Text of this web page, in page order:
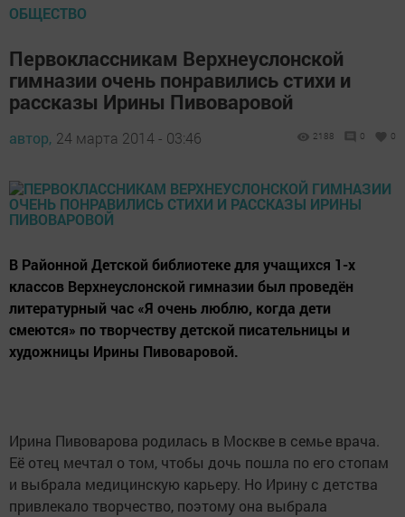
ОБЩЕСТВО
Первоклассникам Верхнеуслонской
гимназии очень понравились стихи и
рассказы Ирины Пивоваровой
автор, 24 марта 2014 - 03:46 2188 0 0
В Районной Детской библиотеке для учащихся 1-х
классов Верхнеуслонской гимназии был проведён
литературный час «Я очень люблю, когда дети
смеются» по творчеству детской писательницы и
художницы Ирины Пивоваровой.
Ирина Пивоварова родилась в Москве в семье врача.
Её отец мечтал о том, чтобы дочь пошла по его стопам
и выбрала медицинскую карьеру. Но Ирину с детства
привлекало творчество, поэтому она выбрала